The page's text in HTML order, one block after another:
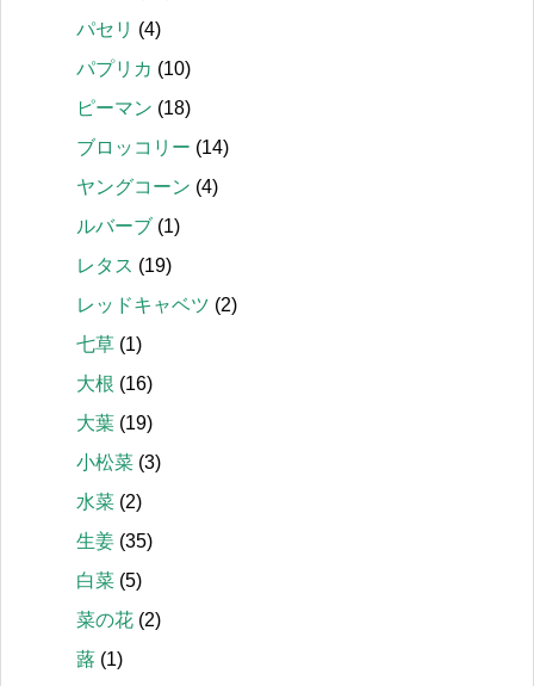
パセリ (4)
パプリカ (10)
ピーマン (18)
ブロッコリー (14)
ヤングコーン (4)
ルバーブ (1)
レタス (19)
レッドキャベツ (2)
七草 (1)
大根 (16)
大葉 (19)
小松菜 (3)
水菜 (2)
生姜 (35)
白菜 (5)
菜の花 (2)
蕗 (1)